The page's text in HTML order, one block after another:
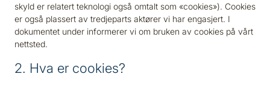
skyld er relatert teknologi også omtalt som «cookies»). Cookies
er også plassert av tredjeparts aktører vi har engasjert. I
dokumentet under informerer vi om bruken av cookies på vårt
nettsted.
2. Hva er cookies?